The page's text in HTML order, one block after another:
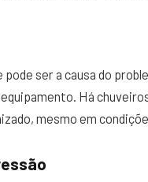
ser a causa do
Há
mesmo em